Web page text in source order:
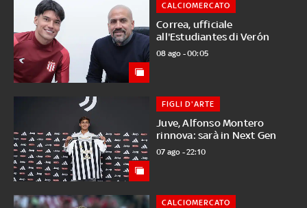
Correa, ufficiale
all'Estudiantes di Verón
CALCIOMERCATO
08 ago - 00:05
Juve, Alfonso Montero
rinnova: sarà in Next Gen
FIGLI D'ARTE
07 ago - 22:10
CALCIOMERCATO